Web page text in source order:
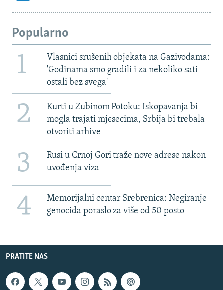
Popularno
1
Vlasnici srušenih objekata na Gazivodama:
'Godinama smo gradili i za nekoliko sati
ostali bez svega'
2
Kurti u Zubinom Potoku: Iskopavanja bi
mogla trajati mjesecima, Srbija bi trebala
otvoriti arhive
3
Rusi u Crnoj Gori traže nove adrese nakon
uvođenja viza
4
Memorijalni centar Srebrenica: Negiranje
genocida poraslo za više od 50 posto
PRATITE NAS